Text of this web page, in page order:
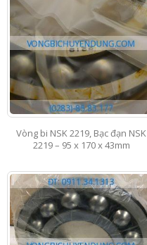
Vòng bi NSK 2219, Bạc đạn NSK
2219 – 95 x 170 x 43mm